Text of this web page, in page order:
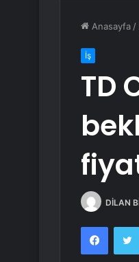
Anasayfa /
İş
TD
DİLAN